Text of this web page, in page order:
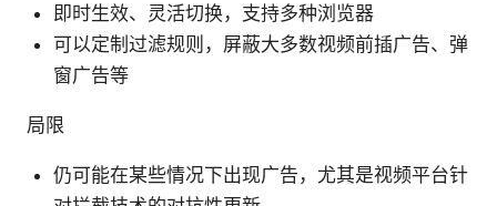
即时生效、灵活切换，支持多种浏览器
可以定制过滤规则，屏蔽大多数视频前插广告、弹
窗广告等
局限
仍可能在某些情况下出现广告，尤其是视频平台针